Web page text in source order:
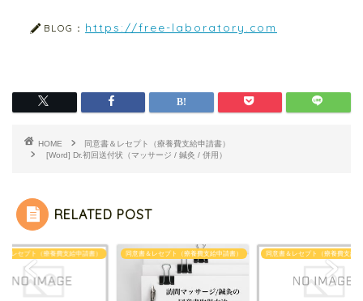
BLOG： https://free-laboratory.com
HOME
同意書＆レセプト（療養費支給申請書）
[Word] Dr.初回送付状（マッサージ / 鍼灸 / 併用）
RELATED POST
＆レセプト（療養費支給申請書） 同意書＆レセプト（療養費支給申請書） 同意書＆レセプト（療養費支給